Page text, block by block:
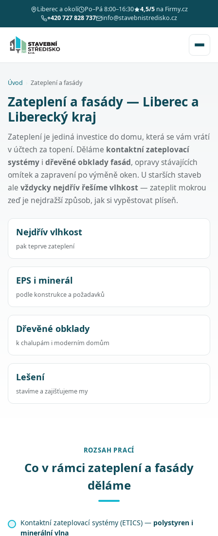
Liberec a okolí Po–Pá 8:00–16:30 4,5/5na Firmy.cz
+420 727 828 737
info@stavebnistredisko.cz
Úvod Zateplení a fasády
Zateplení a fasády — Liberec a
Liberecký kraj
Zateplení je jediná investice do domu, která se vám vrátí
v účtech za topení. Děláme kontaktní zateplovací
systémy i dřevěné obklady fasád, opravy stávajících
omítek a zapravení po výměně oken. U starších staveb
ale vždycky nejdřív řešíme vlhkost— zateplit mokrou
zeď je nejdražší způsob, jak si vypěstovat plíseň.
Nejdřív vlhkost
pak teprve zateplení
EPS i minerál
podle konstrukce a požadavků
Dřevěné obklady
k chalupám i moderním domům
Lešení
stavíme a zajišťujeme my
ROZSAH PRACÍ
Co v rámci zateplení a fasády
děláme
Kontaktní zateplovací systémy (ETICS) — polystyren i
minerální vlna